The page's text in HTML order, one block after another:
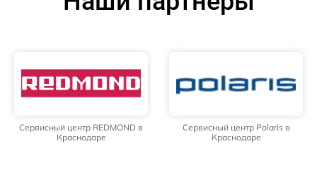
Сервисный центр REDMOND в
Краснодаре
Сервисный центр Polaris в
Краснодаре